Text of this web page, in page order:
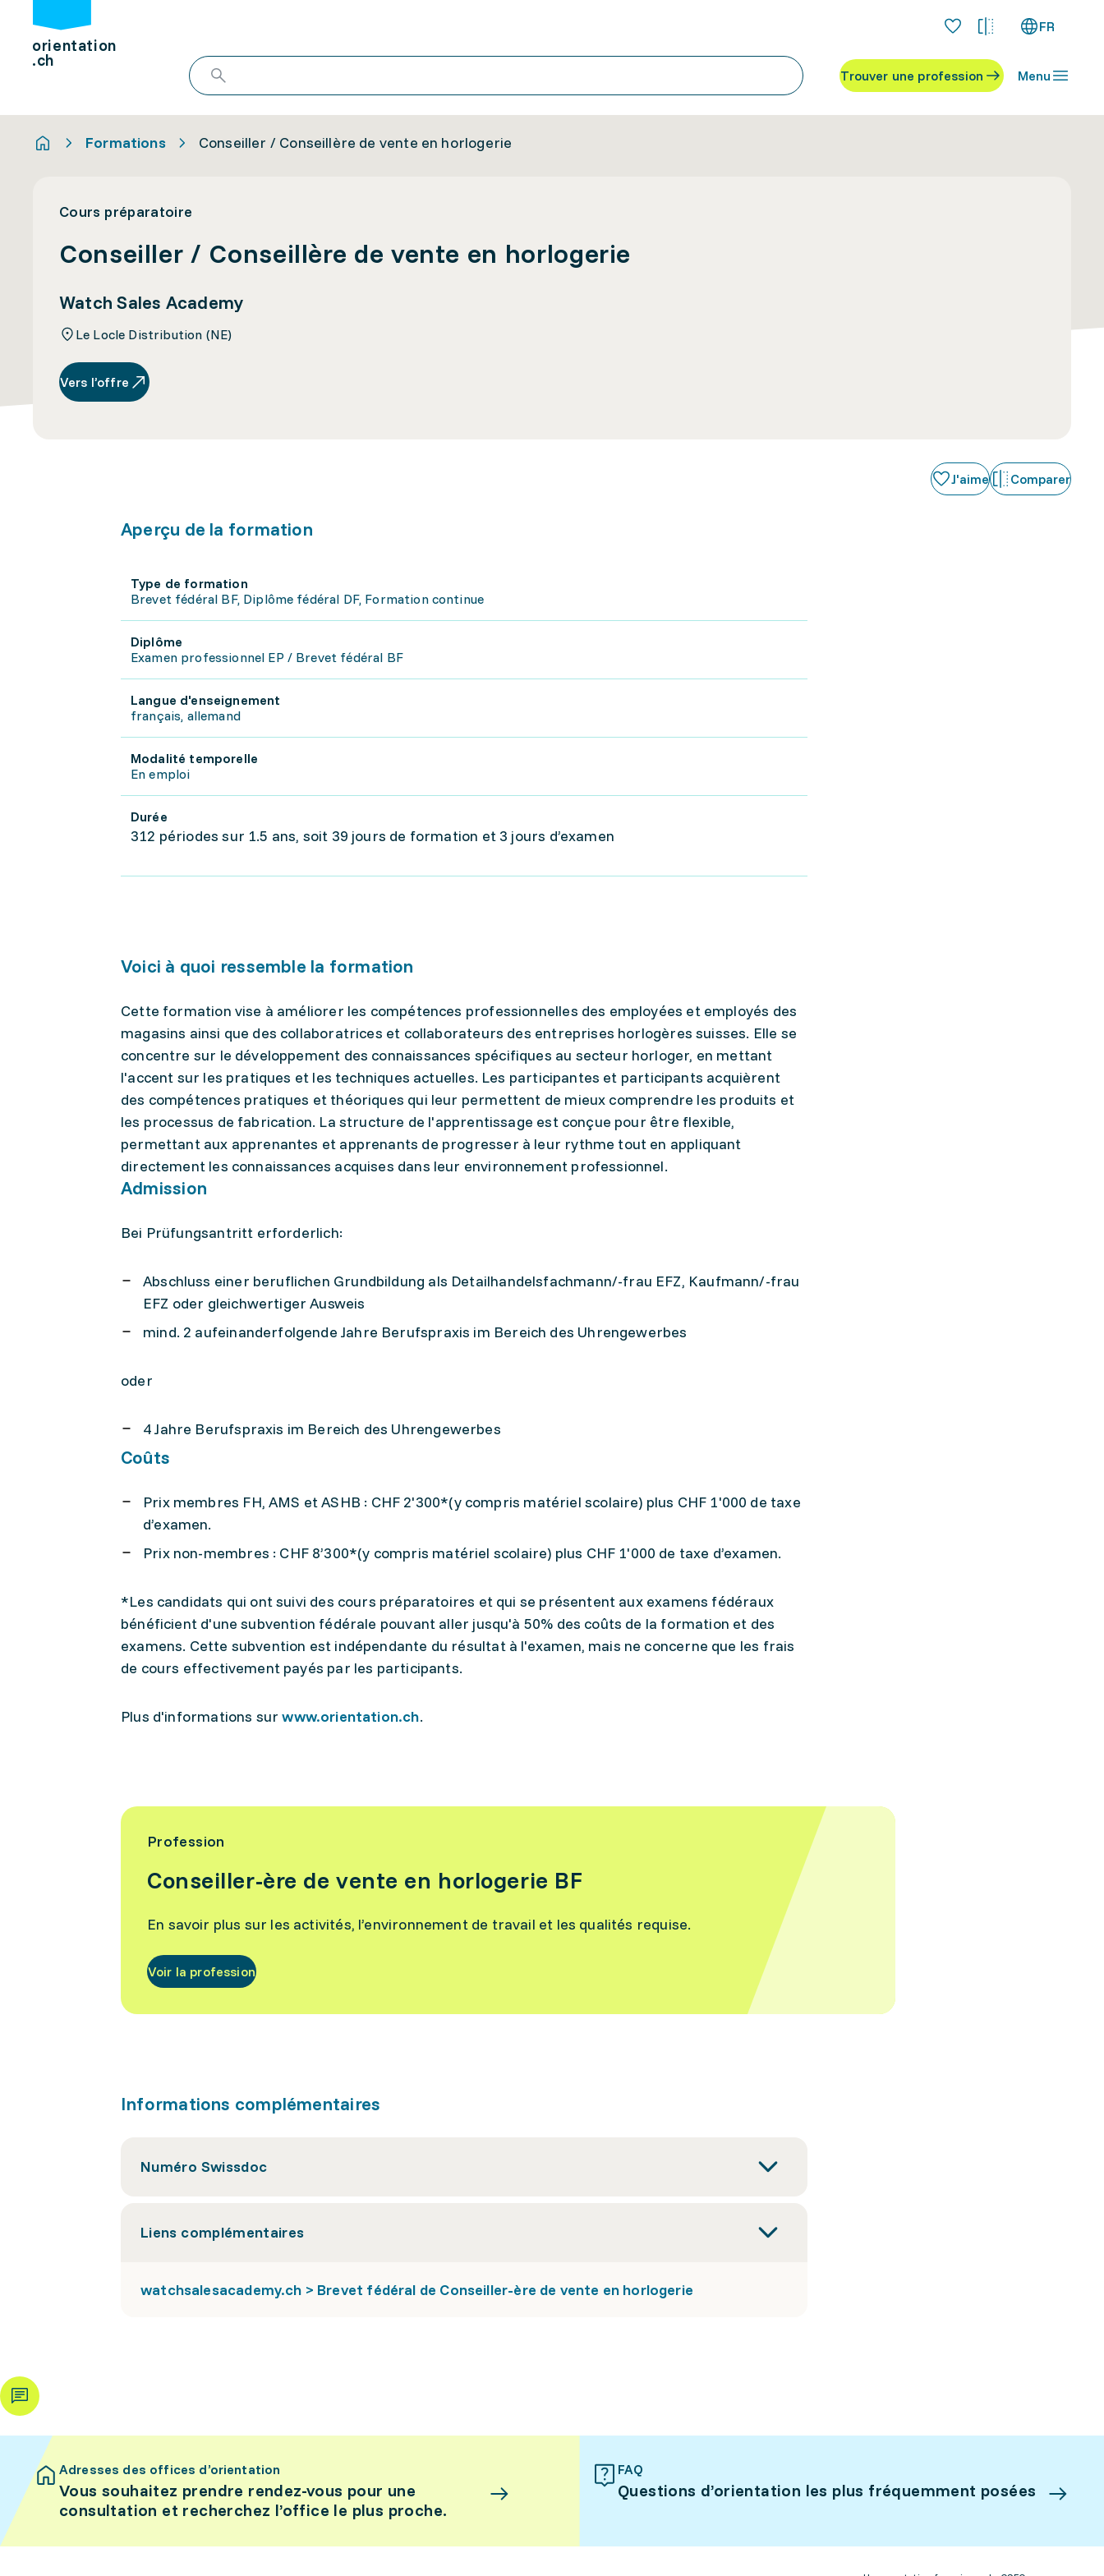
orientation
.ch
FR
Trouver une profession Menu
Formations Conseiller / Conseillère de vente en horlogerie
Cours préparatoire
Conseiller / Conseillère de vente en horlogerie
Watch Sales Academy
Le Locle Distribution (NE)
Vers l’offre
J'aime Comparer
Aperçu de la formation
Type de formation
Brevet fédéral BF, Diplôme fédéral DF, Formation continue
Diplôme
Examen professionnel EP / Brevet fédéral BF
Langue d'enseignement
français, allemand
Modalité temporelle
En emploi
Durée
312 périodes sur 1.5 ans, soit 39 jours de formation et 3 jours d’examen
Voici à quoi ressemble la formation
Cette formation vise à améliorer les compétences professionnelles des employées et employés des
magasins ainsi que des collaboratrices et collaborateurs des entreprises horlogères suisses. Elle se
concentre sur le développement des connaissances spécifiques au secteur horloger, en mettant
l'accent sur les pratiques et les techniques actuelles. Les participantes et participants acquièrent
des compétences pratiques et théoriques qui leur permettent de mieux comprendre les produits et
les processus de fabrication. La structure de l'apprentissage est conçue pour être flexible,
permettant aux apprenantes et apprenants de progresser à leur rythme tout en appliquant
directement les connaissances acquises dans leur environnement professionnel.
Admission
Bei Prüfungsantritt erforderlich:
Abschluss einer beruflichen Grundbildung als Detailhandelsfachmann/-frau EFZ, Kaufmann/-frau
EFZ oder gleichwertiger Ausweis
mind. 2 aufeinanderfolgende Jahre Berufspraxis im Bereich des Uhrengewerbes
oder
4 Jahre Berufspraxis im Bereich des Uhrengewerbes
Coûts
Prix membres FH, AMS et ASHB : CHF 2'300*(y compris matériel scolaire) plus CHF 1'000 de taxe
d’examen.
Prix non-membres : CHF 8’300*(y compris matériel scolaire) plus CHF 1'000 de taxe d’examen.
*Les candidats qui ont suivi des cours préparatoires et qui se présentent aux examens fédéraux
bénéficient d'une subvention fédérale pouvant aller jusqu'à 50% des coûts de la formation et des
examens. Cette subvention est indépendante du résultat à l'examen, mais ne concerne que les frais
de cours effectivement payés par les participants.
Plus d'informations surwww.orientation.ch.
Profession
Conseiller-ère de vente en horlogerie BF
En savoir plus sur les activités, l’environnement de travail et les qualités requise.
Voir la profession
Informations complémentaires
Numéro Swissdoc
Liens complémentaires
watchsalesacademy.ch > Brevet fédéral de Conseiller-ère de vente en horlogerie
Adresses des offices d’orientation
Vous souhaitez prendre rendez-vous pour une
consultation et recherchez l’office le plus proche.
FAQ
Questions d’orientation les plus fréquemment posées